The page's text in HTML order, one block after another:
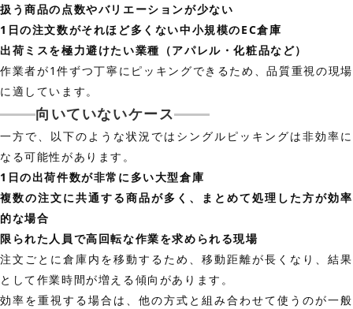
扱う商品の点数やバリエーションが少ない
1日の注文数がそれほど多くない中小規模のEC倉庫
出荷ミスを極力避けたい業種（アパレル・化粧品など）
作業者が1件ずつ丁寧にピッキングできるため、品質重視の現場
に適しています。
向いていないケース
一方で、以下のような状況ではシングルピッキングは非効率に
なる可能性があります。
1日の出荷件数が非常に多い大型倉庫
複数の注文に共通する商品が多く、まとめて処理した方が効率
的な場合
限られた人員で高回転な作業を求められる現場
注文ごとに倉庫内を移動するため、移動距離が長くなり、結果
として作業時間が増える傾向があります。
効率を重視する場合は、他の方式と組み合わせて使うのが一般